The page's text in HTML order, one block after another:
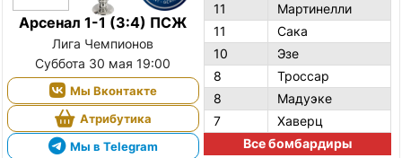
Арсенал 1-1 (3:4) ПСЖ
Лига Чемпионов
Суббота 30 мая 19:00
Мы Вконтакте
Атрибутика
Мы в Telegram
11
Мартинелли
11
Сака
10
Эзе
8
Троссар
8
Мадуэке
7
Хаверц
Все бомбардиры